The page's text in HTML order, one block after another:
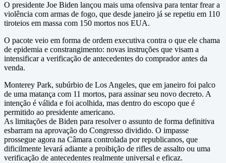
O presidente Joe Biden lançou mais uma ofensiva para tentar frear a
violência com armas de fogo, que desde janeiro já se repetiu em 110
tiroteios em massa com 150 mortos nos EUA.
O pacote veio em forma de ordem executiva contra o que ele chama
de epidemia e constrangimento: novas instruções que visam a
intensificar a verificação de antecedentes do comprador antes da
venda.
Monterey Park, subúrbio de Los Angeles, que em janeiro foi palco
de uma matança com 11 mortos, para assinar seu novo decreto. A
intenção é válida e foi acolhida, mas dentro do escopo que é
permitido ao presidente americano.
As limitações de Biden para resolver o assunto de forma definitiva
esbarram na aprovação do Congresso dividido. O impasse
prossegue agora na Câmara controlada por republicanos, que
dificilmente levará adiante a proibição de rifles de assalto ou uma
verificação de antecedentes realmente universal e eficaz.